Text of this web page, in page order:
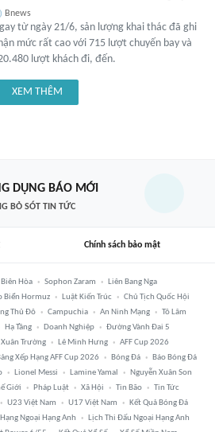
Bnews
từ ngày 21/6, sản lượng khai thác đã ghi
mức rất cao với 715 lượt chuyến bay và
lượt khách đi, đến.
XEM THÊM
DỤNG BÁO MỚI
BỎ SÓT TIN TỨC
Chính sách bảo mật
Hòa Sophon Zaram
Liên Bang Nga
Biển Hormuz Luật Kiến Trúc
Chủ Tịch Quốc Hội
Thủ Đô Campuchia An Ninh Mạng
Tô Lâm
Hạ Tầng Doanh Nghiệp
Đường Vành Đai 5
Trường Lê Minh Hưng
AFF Cup 2026
Xếp Hạng AFF Cup 2026 Bóng Đá
Báo Bóng Đá
Lionel Messi Lamine Yamal
Nguyễn Xuân Son
Giới Pháp Luật Xã Hội Tin Bão
Tin Tức
U23 Việt Nam U17 Việt Nam
Kết Quả Bóng Đá
Ngoại Hạng Anh
Lịch Thi Đấu Ngoại Hạng Anh